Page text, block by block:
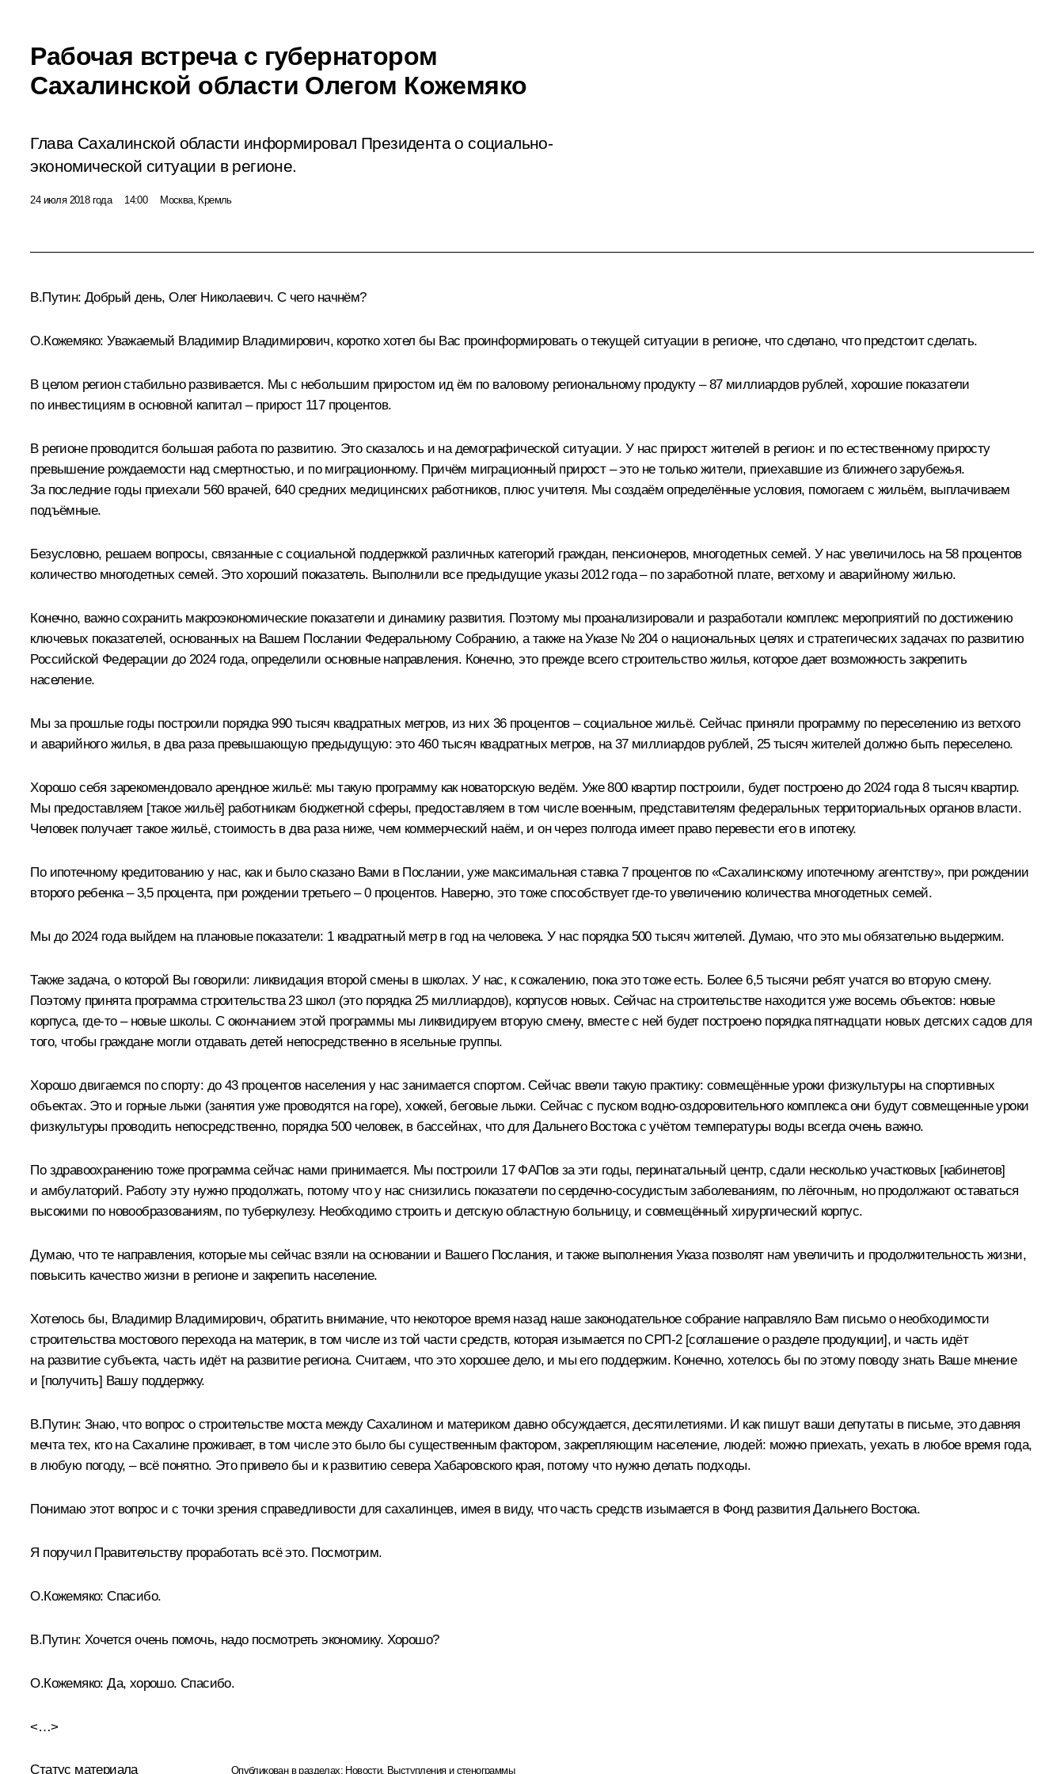
Рабочая встреча с губернатором
Сахалинской области Олегом Кожемяко
Глава Сахалинской области информировал Президента о социально-
экономической ситуации в регионе.
24 июля 2018 года 14:00 Москва, Кремль
В.Путин: Добрый день, Олег Николаевич. С чего начнём?
О.Кожемяко: Уважаемый Владимир Владимирович, коротко хотел бы Вас проинформировать о текущей ситуации в регионе, что сделано, что предстоит сделать.
В целом регион стабильно развивается. Мы с небольшим приростом ид ём по валовому региональному продукту – 87 миллиардов рублей, хорошие показатели
по инвестициям в основной капитал – прирост 117 процентов.
В регионе проводится большая работа по развитию. Это сказалось и на демографической ситуации. У нас прирост жителей в регион: и по естественному приросту
превышение рождаемости над смертностью, и по миграционному. Причём миграционный прирост – это не только жители, приехавшие из ближнего зарубежья.
За последние годы приехали 560 врачей, 640 средних медицинских работников, плюс учителя. Мы создаём определённые условия, помогаем с жильём, выплачиваем
подъёмные.
Безусловно, решаем вопросы, связанные с социальной поддержкой различных категорий граждан, пенсионеров, многодетных семей. У нас увеличилось на 58 процентов
количество многодетных семей. Это хороший показатель. Выполнили все предыдущие указы 2012 года – по заработной плате, ветхому и аварийному жилью.
Конечно, важно сохранить макроэкономические показатели и динамику развития. Поэтому мы проанализировали и разработали комплекс мероприятий по достижению
ключевых показателей, основанных на Вашем Послании Федеральному Собранию, а также на Указе № 204 о национальных целях и стратегических задачах по развитию
Российской Федерации до 2024 года, определили основные направления. Конечно, это прежде всего строительство жилья, которое дает возможность закрепить
население.
Мы за прошлые годы построили порядка 990 тысяч квадратных метров, из них 36 процентов – социальное жильё. Сейчас приняли программу по переселению из ветхого
и аварийного жилья, в два раза превышающую предыдущую: это 460 тысяч квадратных метров, на 37 миллиардов рублей, 25 тысяч жителей должно быть переселено.
Хорошо себя зарекомендовало арендное жильё: мы такую программу как новаторскую ведём. Уже 800 квартир построили, будет построено до 2024 года 8 тысяч квартир.
Мы предоставляем [такое жильё] работникам бюджетной сферы, предоставляем в том числе военным, представителям федеральных территориальных органов власти.
Человек получает такое жильё, стоимость в два раза ниже, чем коммерческий наём, и он через полгода имеет право перевести его в ипотеку.
По ипотечному кредитованию у нас, как и было сказано Вами в Послании, уже максимальная ставка 7 процентов по «Сахалинскому ипотечному агентству», при рождении
второго ребенка – 3,5 процента, при рождении третьего – 0 процентов. Наверно, это тоже способствует где-то увеличению количества многодетных семей.
Мы до 2024 года выйдем на плановые показатели: 1 квадратный метр в год на человека. У нас порядка 500 тысяч жителей. Думаю, что это мы обязательно выдержим.
Также задача, о которой Вы говорили: ликвидация второй смены в школах. У нас, к сожалению, пока это тоже есть. Более 6,5 тысячи ребят учатся во вторую смену.
Поэтому принята программа строительства 23 школ (это порядка 25 миллиардов), корпусов новых. Сейчас на строительстве находится уже восемь объектов: новые
корпуса, где-то – новые школы. С окончанием этой программы мы ликвидируем вторую смену, вместе с ней будет построено порядка пятнадцати новых детских садов для
того, чтобы граждане могли отдавать детей непосредственно в ясельные группы.
Хорошо двигаемся по спорту: до 43 процентов населения у нас занимается спортом. Сейчас ввели такую практику: совмещённые уроки физкультуры на спортивных
объектах. Это и горные лыжи (занятия уже проводятся на горе), хоккей, беговые лыжи. Сейчас с пуском водно-оздоровительного комплекса они будут совмещенные уроки
физкультуры проводить непосредственно, порядка 500 человек, в бассейнах, что для Дальнего Востока с учётом температуры воды всегда очень важно.
По здравоохранению тоже программа сейчас нами принимается. Мы построили 17 ФАПов за эти годы, перинатальный центр, сдали несколько участковых [кабинетов]
и амбулаторий. Работу эту нужно продолжать, потому что у нас снизились показатели по сердечно-сосудистым заболеваниям, по лёгочным, но продолжают оставаться
высокими по новообразованиям, по туберкулезу. Необходимо строить и детскую областную больницу, и совмещённый хирургический корпус.
Думаю, что те направления, которые мы сейчас взяли на основании и Вашего Послания, и также выполнения Указа позволят нам увеличить и продолжительность жизни,
повысить качество жизни в регионе и закрепить население.
Хотелось бы, Владимир Владимирович, обратить внимание, что некоторое время назад наше законодательное собрание направляло Вам письмо о необходимости
строительства мостового перехода на материк, в том числе из той части средств, которая изымается по СРП-2 [соглашение о разделе продукции], и часть идёт
на развитие субъекта, часть идёт на развитие региона. Считаем, что это хорошее дело, и мы его поддержим. Конечно, хотелось бы по этому поводу знать Ваше мнение
и [получить] Вашу поддержку.
В.Путин: Знаю, что вопрос о строительстве моста между Сахалином и материком давно обсуждается, десятилетиями. И как пишут ваши депутаты в письме, это давняя
мечта тех, кто на Сахалине проживает, в том числе это было бы существенным фактором, закрепляющим население, людей: можно приехать, уехать в любое время года,
в любую погоду, – всё понятно. Это привело бы и к развитию севера Хабаровского края, потому что нужно делать подходы.
Понимаю этот вопрос и с точки зрения справедливости для сахалинцев, имея в виду, что часть средств изымается в Фонд развития Дальнего Востока.
Я поручил Правительству проработать всё это. Посмотрим.
О.Кожемяко: Спасибо.
В.Путин: Хочется очень помочь, надо посмотреть экономику. Хорошо?
О.Кожемяко: Да, хорошо. Спасибо.
<…>
Статус материала Опубликован в разделах: Новости, Выступления и стенограммы